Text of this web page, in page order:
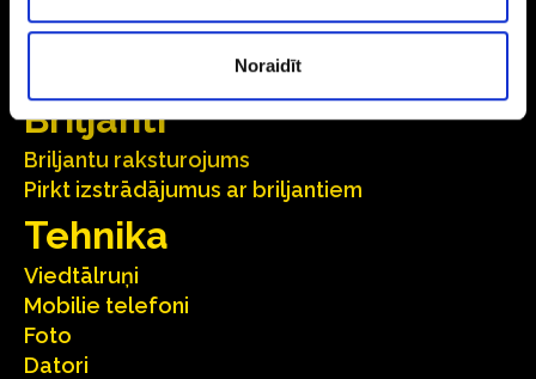
Noraidīt
Aksesuāri
Galda piederumi
Briljanti
Briljantu raksturojums
Pirkt izstrādājumus ar briljantiem
Tehnika
Viedtālruņi
Mobilie telefoni
Foto
Datori